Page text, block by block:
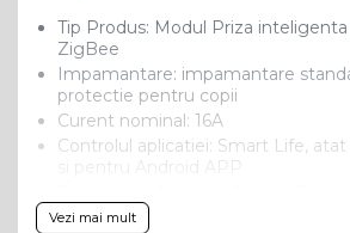
Tip Produs: Modul Priza
ZigBee
Impamantare: impamantare
protectie pentru copii
Curent nominal: 16A
Controlul aplicatiei: Smart Life,
si pentru Android APP
Material: PVC ignifug
Vezi mai mult